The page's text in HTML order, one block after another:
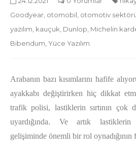
Goodyear otomobil otomotiv
yazılım kauçuk Dunlop Michelin
Bibendum Yüce Yazılım
Arabanın bazı kısımlarını hafife
ayakkabı değiştirirken hiç dikkat
trafik polisi, lastiklerin sırtının çok
uyardığında. Ve artık lastiklerin
gelişiminde önemli bir rol oynadığının